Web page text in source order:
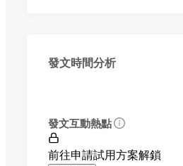
發文時間分析
發文互動熱點
前往申請試用方案解鎖